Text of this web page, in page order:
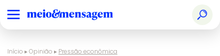
Início ▸Opinião ▸ Pressão econômica